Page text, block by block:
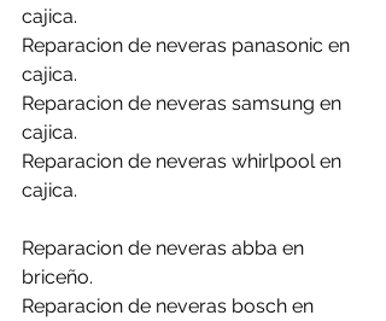
cajica.
Reparacion de neveras panasonic en
cajica.
Reparacion de neveras samsung en
cajica.
Reparacion de neveras whirlpool en
cajica.
Reparacion de neveras abba en
briceño.
Reparacion de neveras bosch en